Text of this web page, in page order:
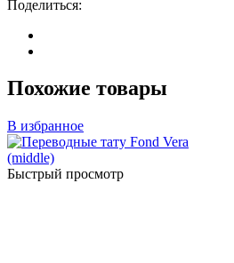
Поделиться:
Похожие товары
В избранное
Быстрый просмотр